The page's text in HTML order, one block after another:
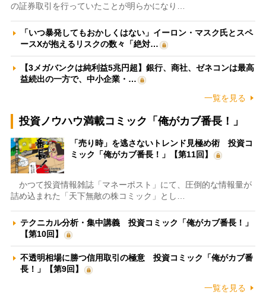
の証券取引を行っていたことが明らかになり…
「いつ暴発してもおかしくはない」イーロン・マスク氏とスペ
ースXが抱えるリスクの数々「絶対…
【3メガバンクは純利益5兆円超】銀行、商社、ゼネコンは最高
益続出の一方で、中小企業・…
一覧を見る
投資ノウハウ満載コミック「俺がカブ番長！」
「売り時」を逃さないトレンド見極め術 投資コ
ミック「俺がカブ番長！」【第11回】
かつて投資情報雑誌「マネーポスト」にて、圧倒的な情報量が
詰め込まれた「天下無敵の株コミック」とし…
テクニカル分析・集中講義 投資コミック「俺がカブ番長！」
【第10回】
不透明相場に勝つ信用取引の極意 投資コミック「俺がカブ番
長！」【第9回】
一覧を見る